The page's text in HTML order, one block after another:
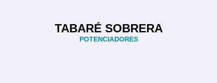
TABARÉ SOBRERA
POTENCIADORES